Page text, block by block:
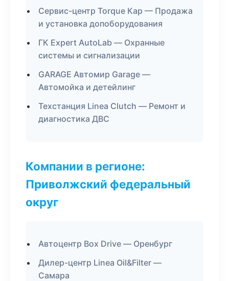
Сервис-центр Torque Кар — Продажа
и установка допоборудования
ГК Expert AutoLab — Охранные
системы и сигнализации
GARAGE Автомир Garage —
Автомойка и детейлинг
Техстанция Linea Clutch — Ремонт и
диагностика ДВС
Компании в регионе:
Приволжский федеральный
округ
Автоцентр Box Drive — Оренбург
Дилер-центр Linea Oil&Filter —
Самара